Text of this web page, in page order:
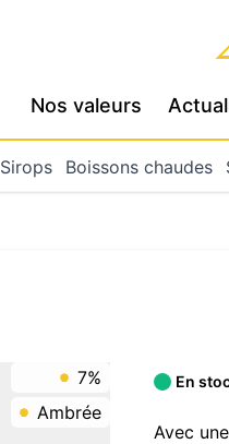
Nos valeurs
Sirops Boissons chaudes
7%
Ambrée
En
Avec